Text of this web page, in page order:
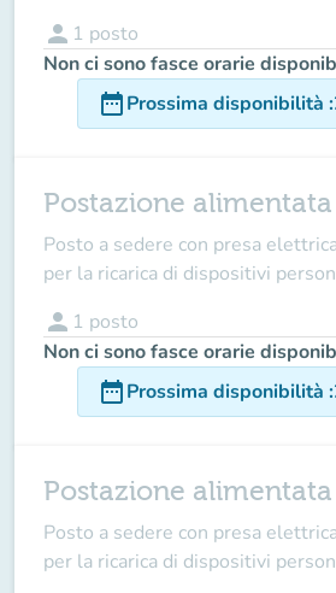
person 1 posto
Non ci sono fasce orarie
date_rangeProssima disponibilità :
Postazione alimentata
Posto a sedere con presa
per la ricarica di dispositivi
person 1 posto
Non ci sono fasce orarie
date_rangeProssima disponibilità :
Postazione alimentata
Posto a sedere con presa
per la ricarica di dispositivi